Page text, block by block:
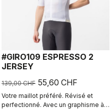
#GIRO109 ESPRESSO 2
JERSEY
139,00 CHF 55,60 CHF
Votre maillot préféré. Révisé et
perfectionné. Avec un graphisme à